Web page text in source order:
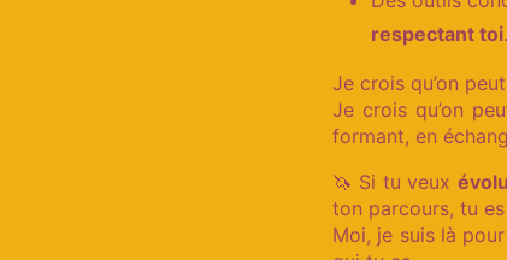
respectant toi.
Je crois qu’on
Je crois qu’on
formant, en
🦄 Si tu veux
ton parcours, tu
Moi, je suis là